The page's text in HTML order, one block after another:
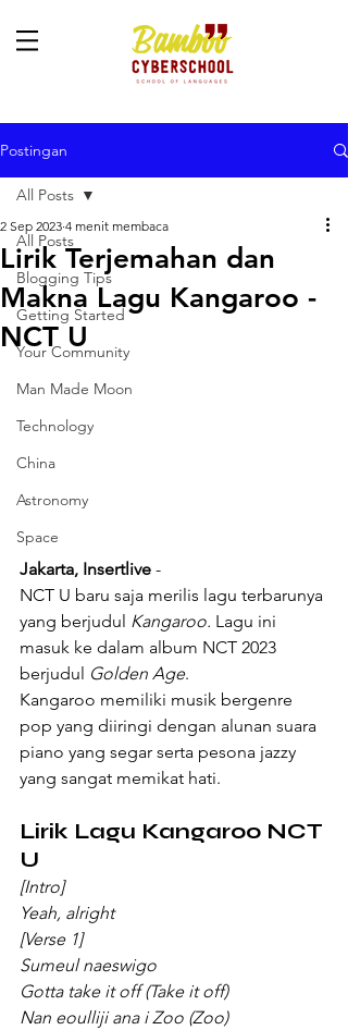
Postingan
All Posts
Blogging Tips
Getting Started
Your Community
Man Made Moon
Technology
China
Astronomy
Space
All Posts
Lirik Terjemahan dan
Makna Lagu Kangaroo -
NCT U
2 Sep 2023 4 menit membaca
Jakarta, Insertlive -
NCT U baru saja merilis lagu terbarunya
yang berjudul Kangaroo. Lagu ini
masuk ke dalam album NCT 2023
berjudul Golden Age.
Kangaroo memiliki musik bergenre
pop yang diiringi dengan alunan suara
piano yang segar serta pesona jazzy
yang sangat memikat hati.
Lirik Lagu Kangaroo NCT
U
[Intro]
Yeah, alright
[Verse 1]
Sumeul naeswigo
Gotta take it off (Take it off)
Nan eoulliji ana i Zoo (Zoo)